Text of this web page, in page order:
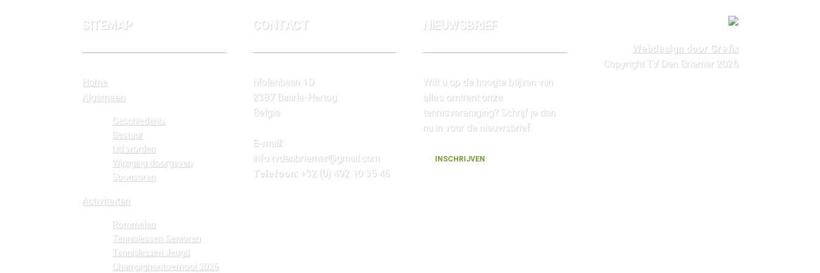
SITEMAP
Home
Algemeen
Geschiedenis
Bestuur
Lid worden
Wijziging doorgeven
Sponsoren
Activiteiten
Rommelen
Tennislessen Senioren
Tennislessen Jeugd
Champignontoernooi 2026
CONTACT
Molenbaan 1D
2387 Baarle-Hertog
België
E-mail:
info.tvdenbriemer@gmail.com
Telefoon:+32 (0) 492 10 35 46
NIEUWSBRIEF
Wilt u op de hoogte blijven van
alles omtrent onze
tennisvereniging? Schrijf je dan
nu in voor de nieuwsbrief.
INSCHRIJVEN
Webdesign door Grèfix
Copyright TV Den Briemer 2026